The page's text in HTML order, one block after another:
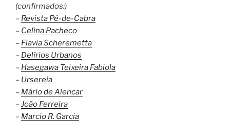
(confirmados:)
– Revista Pé-de-Cabra
– Celina Pacheco
– Flavia Scheremetta
– Delírios Urbanos
– Hasegawa Teixeira Fabiola
– Ursereia
– Mário de Alencar
–João Ferreira
– Marcio R. Garcia